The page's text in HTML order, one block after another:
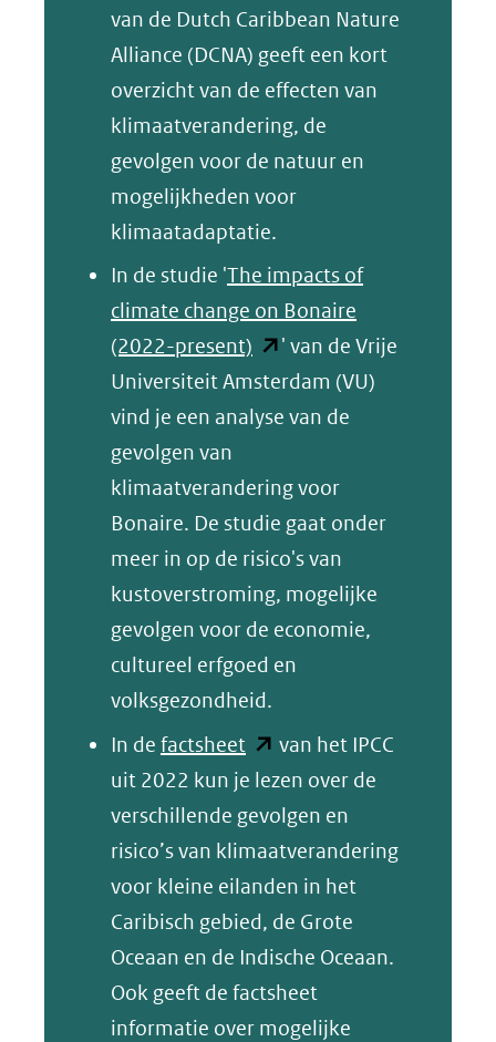
van de Dutch Caribbean Nature
Alliance (DCNA) geeft een kort
overzicht van de effecten van
klimaatverandering, de
gevolgen voor de natuur en
mogelijkheden voor
klimaatadaptatie.
In de studie 'The impacts of
climate change on Bonaire
(2022-present) (opent
in
nieuw
(verwijst
naar
een
andere
website)
' van de Vrije
Universiteit Amsterdam (VU)
vind je een analyse van de
gevolgen van
klimaatverandering voor
Bonaire. De studie gaat onder
meer in op de risico's van
kustoverstroming, mogelijke
gevolgen voor de economie,
cultureel erfgoed en
volksgezondheid.
In de factsheet (opent
in
nieuw
venster)
(verwijst
naar
een
andere
website)
van het IPCC
uit 2022 kun je lezen over de
verschillende gevolgen en
risico’s van klimaatverandering
voor kleine eilanden in het
Caribisch gebied, de Grote
Oceaan en de Indische Oceaan.
Ook geeft de factsheet
informatie over mogelijke